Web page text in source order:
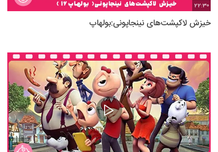
22:30
خیزش لاکپشت‌های نینجاپونی:بولهاپ